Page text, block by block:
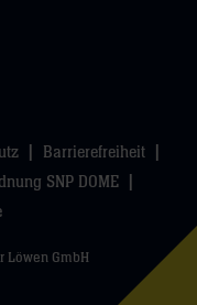
Barrierefreiheit
SNP DOME
Löwen GmbH